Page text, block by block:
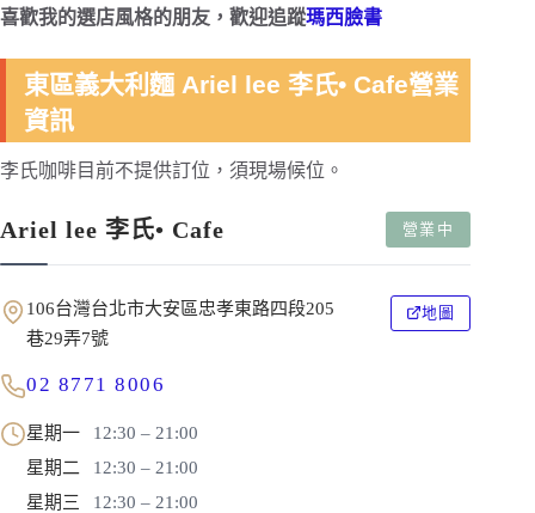
喜歡我的選店風格的朋友，歡迎追蹤瑪西臉書
東區義大利麵 Ariel lee 李氏• Cafe營業
資訊
李氏咖啡目前不提供訂位，須現場候位。
Ariel lee 李氏• Cafe 營業中
106台灣台北市大安區忠孝東路四段205
巷29弄7號
地圖
02 8771 8006
星期一
12:30 – 21:00
星期二
12:30 – 21:00
星期三
12:30 – 21:00